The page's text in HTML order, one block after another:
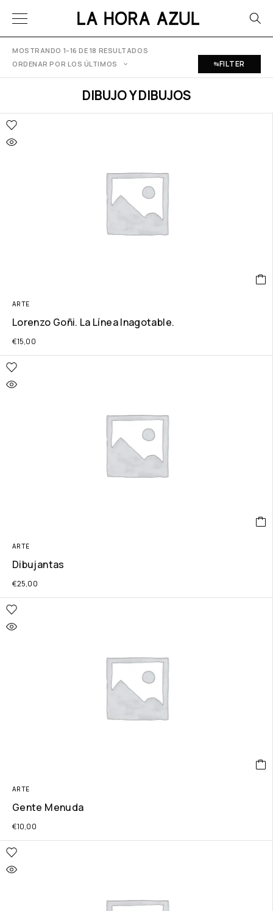
MOSTRANDO 1–16 DE 18 RESULTADOS
ORDENAR POR LOS ÚLTIMOS
FILTER
DIBUJO Y DIBUJOS
ARTE
Lorenzo Goñi. La Línea Inagotable.
€15,00
ARTE
Dibujantas
€25,00
ARTE
Gente Menuda
€10,00